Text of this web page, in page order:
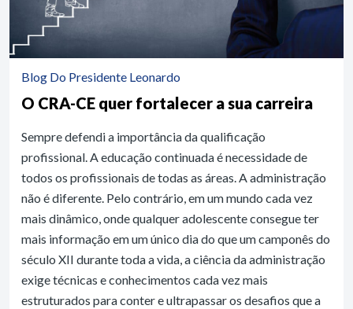
Blog Do Presidente Leonardo
O CRA-CE quer fortalecer a sua carreira
Sempre defendi a importância da qualificação
profissional. A educação continuada é necessidade de
todos os profissionais de todas as áreas. A administração
não é diferente. Pelo contrário, em um mundo cada vez
mais dinâmico, onde qualquer adolescente consegue ter
mais informação em um único dia do que um camponês do
século XII durante toda a vida, a ciência da administração
exige técnicas e conhecimentos cada vez mais
estruturados para conter e ultrapassar os desafios que a